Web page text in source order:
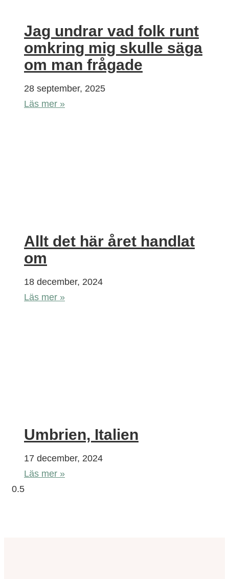
Jag undrar vad folk runt
omkring mig skulle säga
om man frågade
28 september, 2025
Läs mer »
Allt det här året handlat
om
18 december, 2024
Läs mer »
Umbrien, Italien
17 december, 2024
Läs mer »